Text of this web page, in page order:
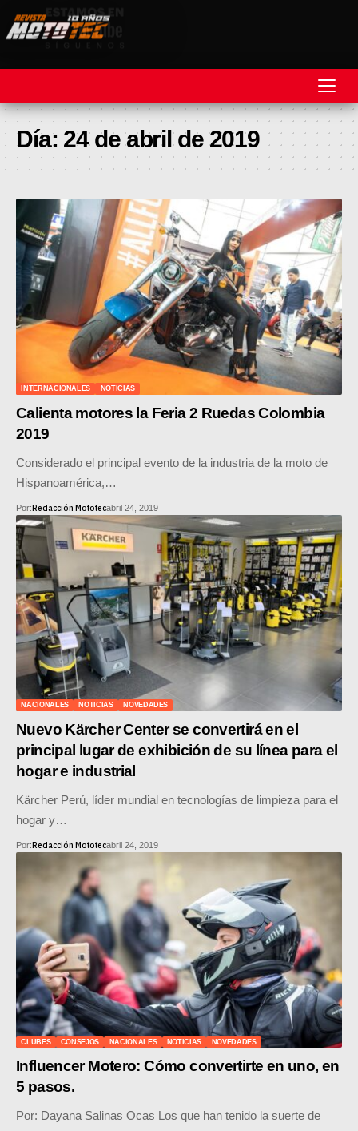
REVISTA
MOTOVELOCIDAD
MOTOGP
MOTOCROSS
MINICROSS
HARD ENDURO
SUPERCROSS
CROSS COUNTRY
MOTOS ACUÁTICAS
NOTICIAS
INTERNACIONALES
NACIONALES
MOBIL
PLANES
GUÍA DE PRECIOS
MOTOS HONDA PERÚ
MOTOS HERO PERÚ
MOTOS ZONTES PERÚ
MOTOS HAOJUE PERÚ
MOTOS BENELLI PERÚ
Día: 24 de abril de 2019
INTERNACIONALES NOTICIAS
Calienta motores la Feria 2 Ruedas Colombia
2019
Considerado el principal evento de la industria de la moto de
Hispanoamérica,…
Por:Redacción Mototecabril 24, 2019
NACIONALES NOTICIAS NOVEDADES
Nuevo Kärcher Center se convertirá en el
principal lugar de exhibición de su línea para el
hogar e industrial
Kärcher Perú, líder mundial en tecnologías de limpieza para el
hogar y…
Por:Redacción Mototecabril 24, 2019
CLUBES CONSEJOS NACIONALES NOTICIAS NOVEDADES
Influencer Motero: Cómo convertirte en uno, en
5 pasos.
Por: Dayana Salinas Ocas Los que han tenido la suerte de